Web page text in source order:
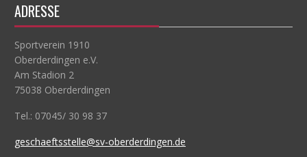
ADRESSE
Sportverein 1910
Oberderdingen e.V.
Am Stadion 2
75038 Oberderdingen
Tel.: 07045/ 30 98 37
geschaeftsstelle@sv-oberderdingen.de